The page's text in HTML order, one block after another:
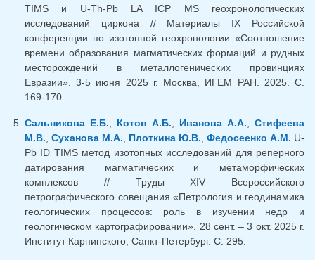
TIMS и U-Th-Pb LA ICP MS геохронологических
исследований циркона // Материалы IX Российской
конференции по изотопной геохронологии «Соотношение
времени образования магматических формаций и рудных
месторождений в металлогенических провинциях
Евразии». 3-5 июня 2025 г. Москва, ИГЕМ РАН. 2025. С.
169-170.
Сальникова Е.Б. Котов А.Б. Иванова А.А.
Стифеева
М.В. Суханова М.А. Плоткина Ю.В. Федосеенко А.М. U-
Pb ID TIMS метод изотопных исследований для реперного
датирования магматических и метаморфических
комплексов // Труды XIV Всероссийского
петрографического совещания «Петрология и геодинамика
геологических процессов: роль в изучении недр и
геологическом картографировании». 28 сент. – 3 окт. 2025 г.
Институт Карпинского, Санкт-Петербург. С. 295.